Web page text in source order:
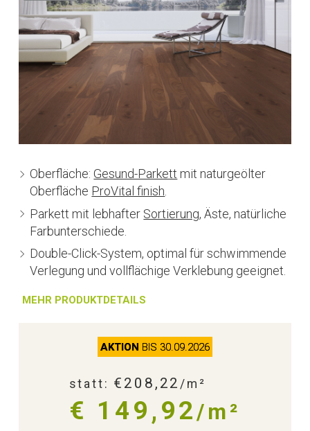
Oberfläche: Gesund-Parkett mit naturgeölter
Oberfläche ProVital finish.
Parkett mit lebhafter Sortierung, Äste, natürliche
Farbunterschiede.
Double-Click-System, optimal für schwimmende
Verlegung und vollflächige Verklebung geeignet.
MEHR PRODUKTDETAILS
AKTION BIS 30.09.2026
statt: €208,22/m²
€ 149,92/m²